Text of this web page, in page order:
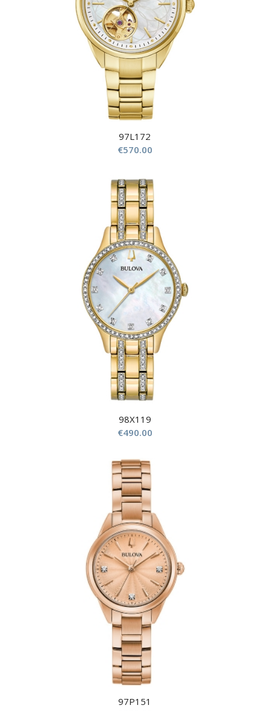
97L172
€570.00
98X119
€490.00
97P151